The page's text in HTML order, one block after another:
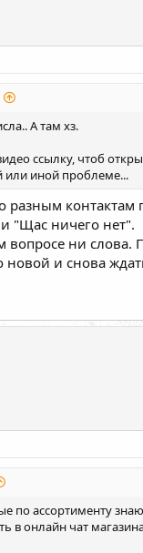
А там хз.
ссылку, чтоб
или иной проблеме...
разным контактам
"Щас ничего нет".
вопросе ни слова.
новой и снова
по ассортименту
в онлайн чат